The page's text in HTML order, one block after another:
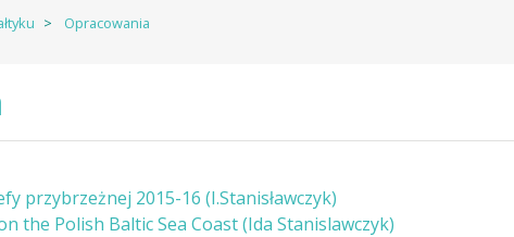
Opracowania
przybrzeżnej 2015-16 (I.Stanisławczyk)
the Polish Baltic Sea Coast (Ida Stanislawczyk)